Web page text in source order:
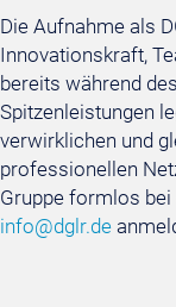
Die Aufnahme als
Innovationskraft,
bereits während
Spitzenleistungen
verwirklichen und
professionellen
Gruppe formlos
info@dglr.de